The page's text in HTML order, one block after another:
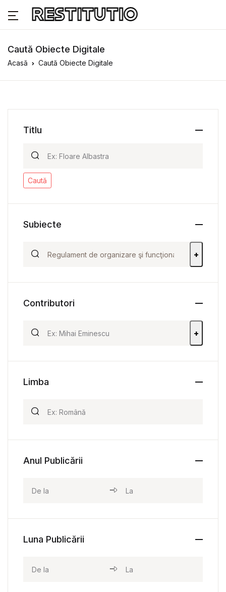
Caută Obiecte Digitale
Acasă Caută Obiecte Digitale
Titlu
Caută
Subiecte
+
Contributori
+
Limba
Anul Publicării
Luna Publicării